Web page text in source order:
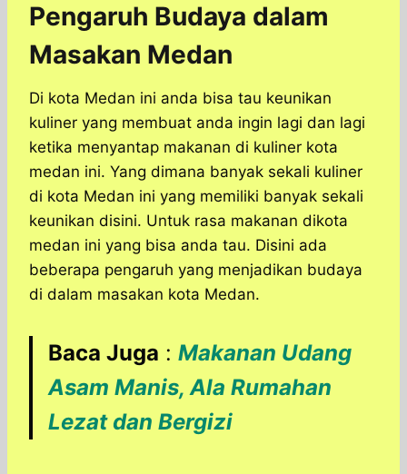
Pengaruh Budaya dalam
Masakan Medan
Di kota Medan ini anda bisa tau keunikan
kuliner yang membuat anda ingin lagi dan lagi
ketika menyantap makanan di kuliner kota
medan ini. Yang dimana banyak sekali kuliner
di kota Medan ini yang memiliki banyak sekali
keunikan disini. Untuk rasa makanan dikota
medan ini yang bisa anda tau. Disini ada
beberapa pengaruh yang menjadikan budaya
di dalam masakan kota Medan.
Baca Juga : Makanan Udang
Asam Manis, Ala Rumahan
Lezat dan Bergizi